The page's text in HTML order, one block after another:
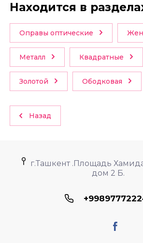
Находится в
Оправы оптические
Металл Квадратные
Золотой Ободковая
Назад
г.Ташкент .Площадь
дом 2 Б.